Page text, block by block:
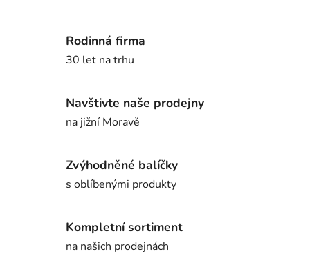
Rodinná firma
30 let na trhu
Navštivte naše prodejny
na jižní Moravě
Zvýhodněné balíčky
s oblíbenými produkty
Kompletní sortiment
na našich prodejnách